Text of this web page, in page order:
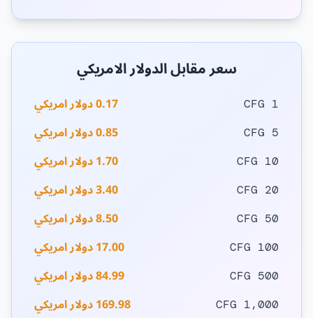
سعر مقابل الدولار الامريكي
1 CFG 0.17 دولار امريكي
5 CFG 0.85 دولار امريكي
10 CFG 1.70 دولار امريكي
20 CFG 3.40 دولار امريكي
50 CFG 8.50 دولار امريكي
100 CFG 17.00 دولار امريكي
500 CFG 84.99 دولار امريكي
1,000 CFG 169.98 دولار امريكي